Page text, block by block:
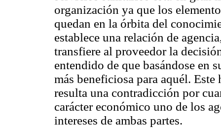
organización ya que los
quedan en la órbita del
establece una relación de
transfiere al proveedor la
entendido de que basándose en
más beneficiosa para aquél.
resulta una contradicción por
carácter económico uno de los
intereses de ambas partes.